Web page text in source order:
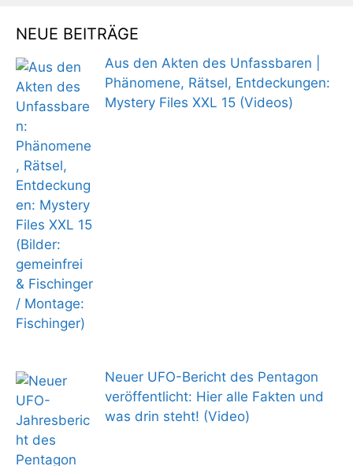
NEUE BEITRÄGE
Aus den Akten des Unfassbaren |
Phänomene, Rätsel, Entdeckungen:
Mystery Files XXL 15 (Videos)
Neuer UFO-Bericht des Pentagon
veröffentlicht: Hier alle Fakten und
was drin steht! (Video)